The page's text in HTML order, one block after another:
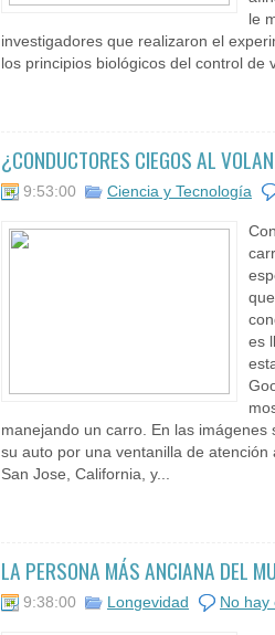
le
investigadores que realizaron el
los principios biológicos del control de
¿CONDUCTORES CIEGOS AL
9:53:00 Ciencia y Tecnología
es
manejando un carro. En las
su auto por una ventanilla de
San Jose, California, y...
LA PERSONA MÁS ANCIANA DEL
9:38:00 Longevidad No hay